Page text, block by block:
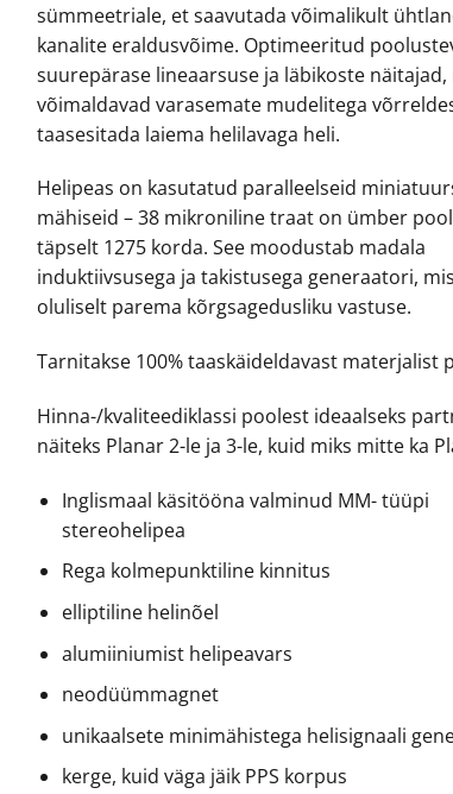
sümmeetriale, et saavutada võimalikult
kanalite eraldusvõime. Optimeeritud
suurepärase lineaarsuse ja läbikoste näitajad,
võimaldavad varasemate mudelitega
taasesitada laiema helilavaga heli.
Helipeas on kasutatud paralleelseid
mähiseid – 38 mikroniline traat on ümber
täpselt 1275 korda. See moodustab madala
induktiivsusega ja takistusega generaatori,
oluliselt parema kõrgsagedusliku vastuse.
Tarnitakse 100% taaskäideldavast materjalist
Hinna-/kvaliteediklassi poolest ideaalseks
näiteks Planar 2-le ja 3-le, kuid miks mitte ka
Inglismaal käsitööna valminud MM- tüüpi
stereohelipea
Rega kolmepunktiline kinnitus
elliptiline helinõel
alumiiniumist helipeavars
neodüümmagnet
unikaalsete minimähistega helisignaali
kerge, kuid väga jäik PPS korpus